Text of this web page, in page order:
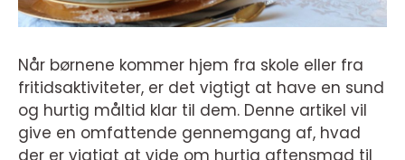
Når børnene kommer hjem fra skole eller fra
fritidsaktiviteter, er det vigtigt at have en sund
og hurtig måltid klar til dem. Denne artikel vil
give en omfattende gennemgang af, hvad
der er vigtigt at vide om hurtig aftensmad til